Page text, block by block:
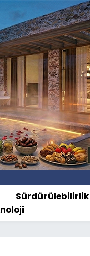
Sürdürülebilirlik